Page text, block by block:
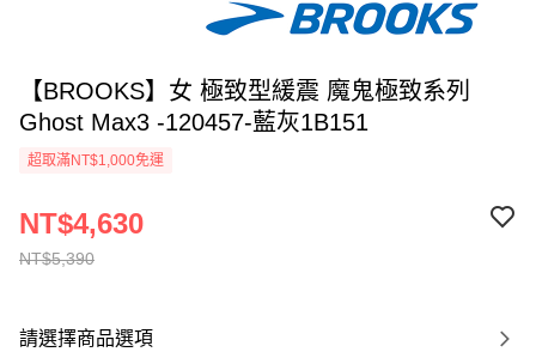
【BROOKS】女 極致型緩震 魔鬼極致系列
Ghost Max3 -120457-藍灰1B151
超取滿NT$1,000免運
NT$5,390
NT$4,630
請選擇商品選項